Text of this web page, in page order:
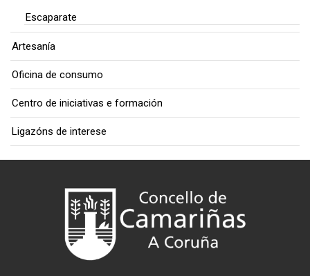
Escaparate
Artesanía
Oficina de consumo
Centro de iniciativas e formación
Ligazóns de interese